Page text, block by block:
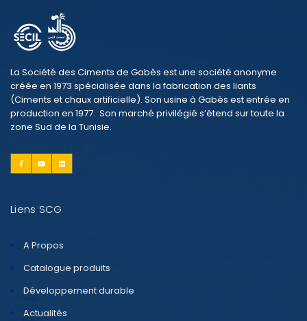
La Société des Ciments de Gabès est une société anonyme
créée en 1973 spécialisée dans la fabrication des liants
(Ciments et chaux artificielle). Son usine à Gabès est entrée en
production en 1977. Son marché privilégié s’étend sur toute la
zone Sud de la Tunisie.
Liens SCG
A Propos
Catalogue produits
Développement durable
Actualités